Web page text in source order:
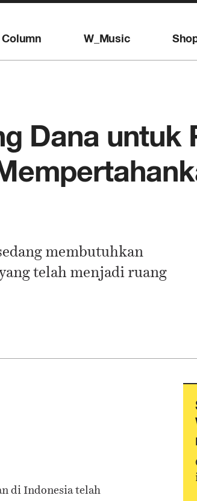
Column W_Music
Dana untuk
membutuhkan
telah menjadi ruang
di Indonesia telah